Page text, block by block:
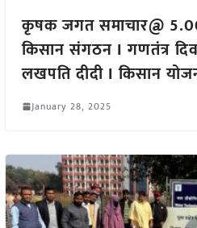
कृषक जगत समाचार@
किसान संगठन I गणतंत्र
लखपति दीदी I किसान
January 28, 2025